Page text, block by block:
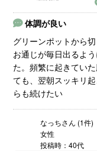
体調が良い
グリーンポットから
お通じが毎日出るよ
た。頻繁に起きてい
ても、翌朝スッキリ
らも続けたい
なっちさん (1件)
女性
投稿時：40代